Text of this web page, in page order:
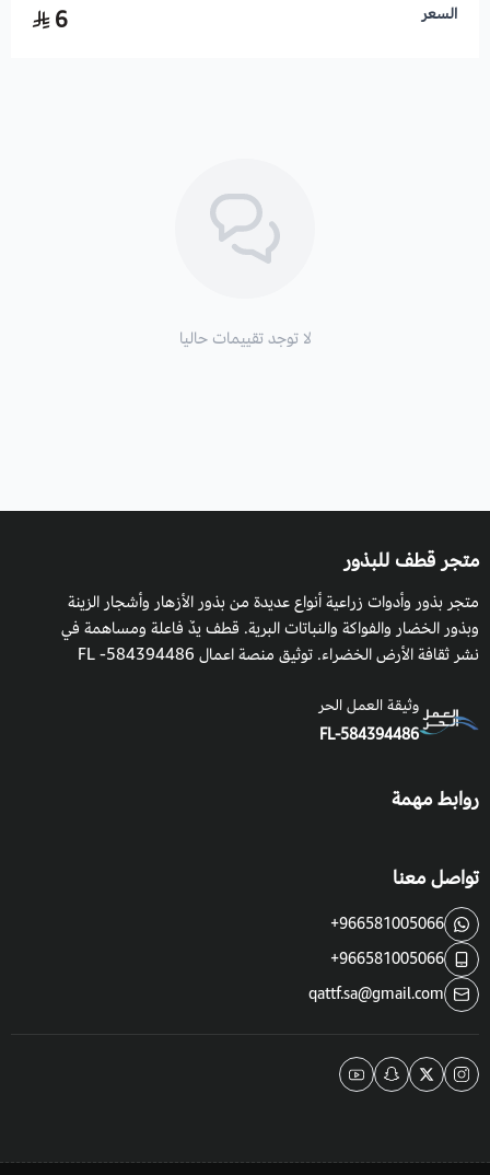
السعر 6
لا توجد تقييمات حاليا
متجر قطف للبذور
متجر بذور وأدوات زراعية أنواع عديدة من بذور الأزهار وأشجار الزينة
وبذور الخضار والفواكة والنباتات البرية. قطف يدٌ فاعلة ومساهمة في
نشر ثقافة الأرض الخضراء. توثيق منصة اعمال 584394486- FL
وثيقة العمل الحر
FL-584394486
روابط مهمة
تواصل معنا
+966581005066
+966581005066
qattf.sa@gmail.com